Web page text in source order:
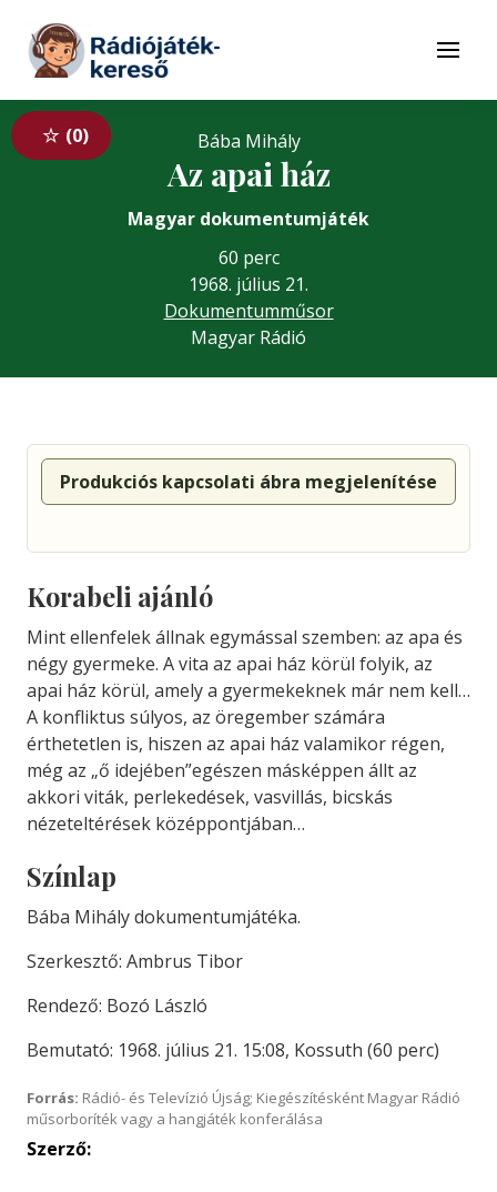
Tovább a tartalomhoz
Menü
0 Bába Mihály
Az apai ház
Magyar dokumentumjáték
60 perc
1968. július 21.
Dokumentumműsor
Magyar Rádió
Produkciós kapcsolati ábra megjelenítése
Korabeli ajánló
Mint ellenfelek állnak egymással szemben: az apa és
négy gyermeke. A vita az apai ház körül folyik, az
apai ház körül, amely a gyermekeknek már nem kell…
A konfliktus súlyos, az öregember számára
érthetetlen is, hiszen az apai ház valamikor régen,
még az „ő idejében”egészen másképpen állt az
akkori viták, perlekedések, vasvillás, bicskás
nézeteltérések középpontjában…
Színlap
Bába Mihály dokumentumjátéka.
Szerkesztő: Ambrus Tibor
Rendező: Bozó László
Bemutató: 1968. július 21. 15:08, Kossuth (60 perc)
Forrás: Rádió- és Televízió Újság; Kiegészítésként Magyar Rádió
műsorboríték vagy a hangjáték konferálása
Szerző: